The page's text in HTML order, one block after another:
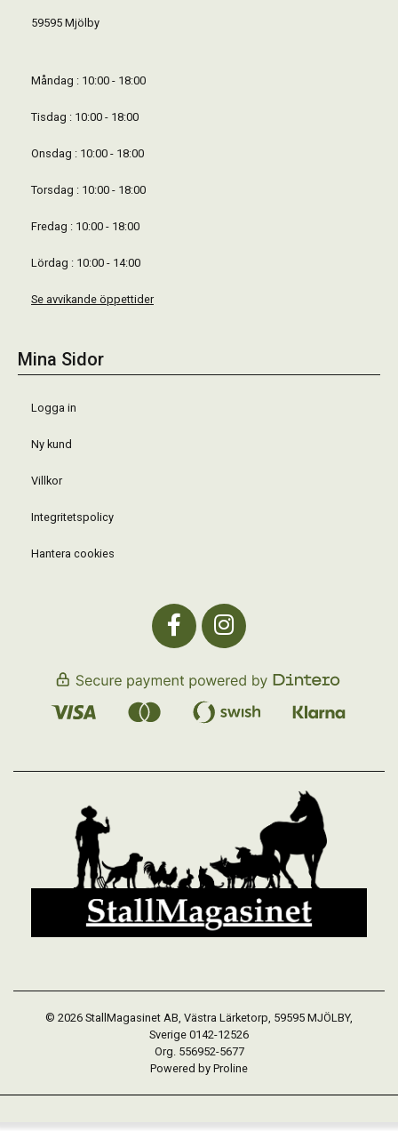
59595 Mjölby
Måndag : 10:00 - 18:00
Tisdag : 10:00 - 18:00
Onsdag : 10:00 - 18:00
Torsdag : 10:00 - 18:00
Fredag : 10:00 - 18:00
Lördag : 10:00 - 14:00
Se avvikande öppettider
Mina Sidor
Logga in
Ny kund
Villkor
Integritetspolicy
Hantera cookies
© 2026 StallMagasinet AB, Västra Lärketorp, 59595 MJÖLBY,
Sverige 0142-12526
Org. 556952-5677
Powered by Proline